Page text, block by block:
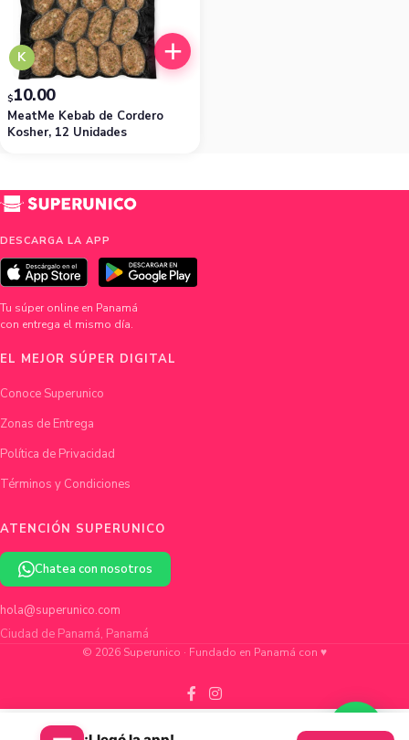
K
MeatMe Kebab de Cordero
Kosher, 12 Unidades
$10.00
DESCARGA LA APP
Tu súper online en Panamá
con entrega el mismo día.
EL MEJOR SÚPER DIGITAL
Conoce Superunico
Zonas de Entrega
Política de Privacidad
Términos y Condiciones
ATENCIÓN SUPERUNICO
Chatea con nosotros
hola@superunico.com
Ciudad de Panamá, Panamá
© 2026 Superunico · Fundado en Panamá con ♥